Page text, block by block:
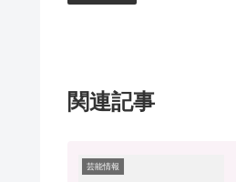
関連記事
芸能情報